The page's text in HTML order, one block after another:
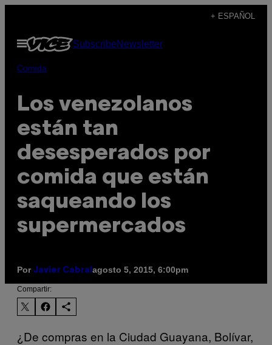
contenido
+ ESPAÑOL
Abrir
Menú
SubscribeNewsletter
Comida
Los venezolanos
están tan
desesperados por
comida que están
saqueando los
supermercados
Por Javier Cabral agosto 5, 2015, 6:00pm
Compartir:
¿De compras en la Ciudad Guayana, Bolívar,